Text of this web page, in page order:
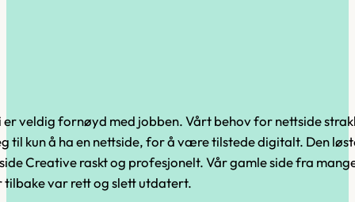
er veldig fornøyd med jobben. Vårt behov for nettside
til kun å ha en nettside, for å være tilstede digitalt. Den
Creative raskt og profesjonelt. Vår gamle side fra
tilbake var rett og slett utdatert.